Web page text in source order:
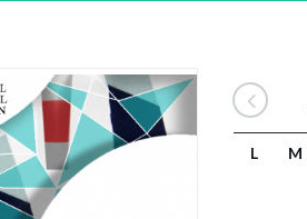
L M